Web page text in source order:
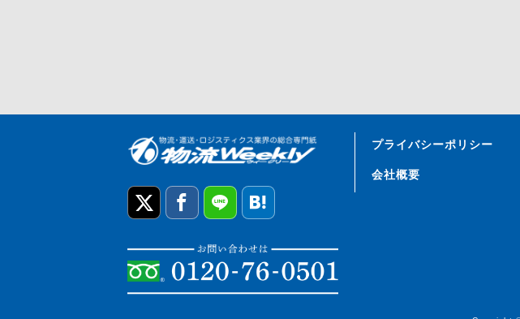
プライバシーポリシー
会社概要